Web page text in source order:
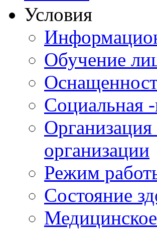
Условия
Обучение
Социальная
Организация
организации
Режим
Состояние